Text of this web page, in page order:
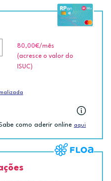
80,00€/mês
(acresce o valor do
ISUC)
como aderir online aqui